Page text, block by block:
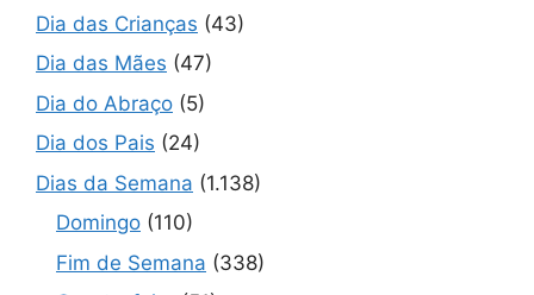
Dia das Crianças (43)
Dia das Mães (47)
Dia do Abraço (5)
Dia dos Pais (24)
Dias da Semana (1.138)
Domingo (110)
Fim de Semana (338)